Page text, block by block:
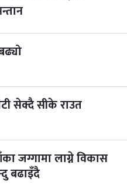
सेक्दै सीके राउत
जग्गामा लाग्ने विकास
बढाइँदै